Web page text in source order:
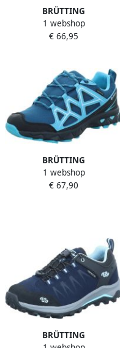
BRÜTTING
Outdoorschoenen Power
1 webshop
€ 66,95
BRÜTTING
Outdoorschoenen Power
1 webshop
€ 67,90
BRÜTTING